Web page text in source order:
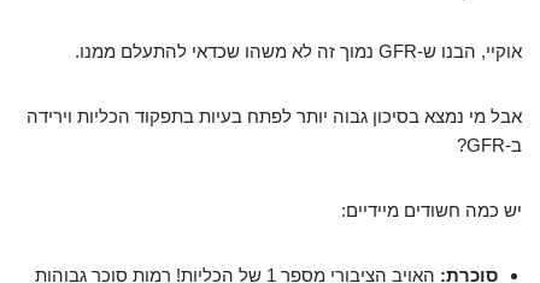
אוקיי, הבנו ש-GFR נמוך זה לא משהו שכדאי להתעלם ממנו.
אבל מי נמצא בסיכון גבוה יותר לפתח בעיות בתפקוד הכליות וירידה
ב-GFR?
יש כמה חשודים מיידיים:
סוכרת: האויב הציבורי מספר 1 של הכליות! רמות סוכר גבוהות